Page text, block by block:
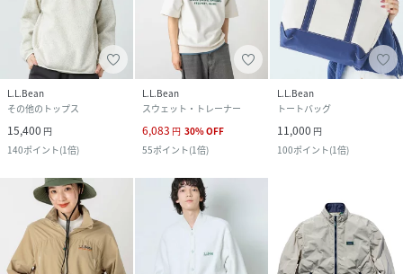
L.L.Bean
その他のトップス
15,400 円
140ポイント(1倍)
L.L.Bean
スウェット・トレーナー
6,083 円 30%OFF
55ポイント(1倍)
L.L.Bean
トートバッグ
11,000 円
100ポイント(1倍)